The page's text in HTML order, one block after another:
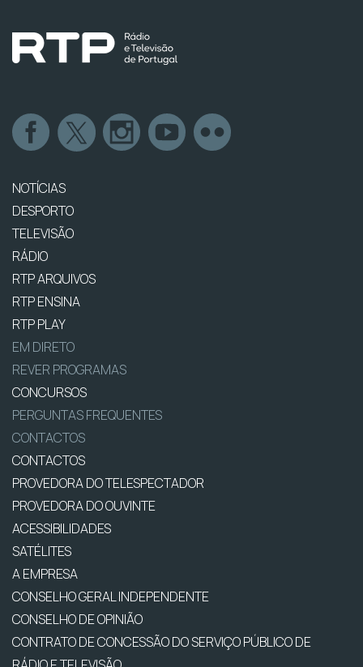
NOTÍCIAS
DESPORTO
TELEVISÃO
RÁDIO
RTP ARQUIVOS
RTP ENSINA
RTP PLAY
EM DIRETO
REVER PROGRAMAS
CONCURSOS
PERGUNTAS FREQUENTES
CONTACTOS
CONTACTOS
PROVEDORA DO TELESPECTADOR
PROVEDORA DO OUVINTE
ACESSIBILIDADES
SATÉLITES
A EMPRESA
CONSELHO GERAL INDEPENDENTE
CONSELHO DE OPINIÃO
CONTRATO DE CONCESSÃO DO SERVIÇO PÚBLICO DE